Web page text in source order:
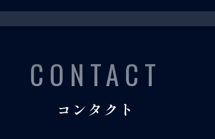
CONTACT
コンタクト